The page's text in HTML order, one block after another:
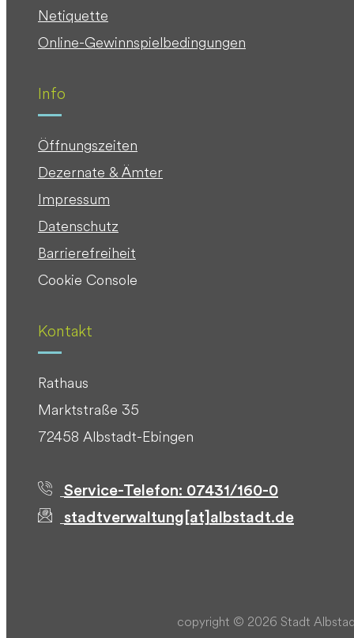
Netiquette
Online-Gewinnspielbedingungen
Info
Öffnungszeiten
Dezernate & Ämter
Impressum
Datenschutz
Barrierefreiheit
Cookie Console
Kontakt
Rathaus
Marktstraße 35
72458 Albstadt-Ebingen
Service-Telefon: 07431/160-0
stadtverwaltung[at]albstadt.de
copyright © 2026 Stadt